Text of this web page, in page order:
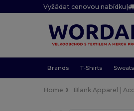
Vyžádat cenovou nabídku|
Brands T-Shirts
Home Blank Apparel |